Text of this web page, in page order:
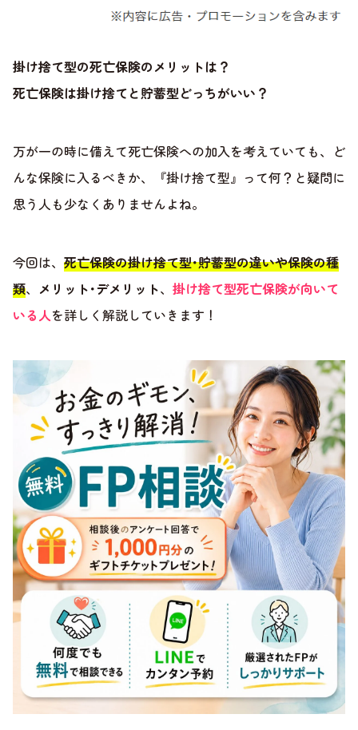
掛け捨て型の死亡保険のメリットは？
死亡保険は掛け捨てと貯蓄型どっちがいい？
万が一の時に備えて死亡保険への加入を考えていても、ど
んな保険に入るべきか、『掛け捨て型』って何？と疑問に
思う人も少なくありませんよね。
今回は、 死亡保険の掛け捨て型･貯蓄型の違いや保険の種
類、 メリット･デメリット、 掛け捨て型死亡保険が向いて
いる人を詳しく解説していきます！